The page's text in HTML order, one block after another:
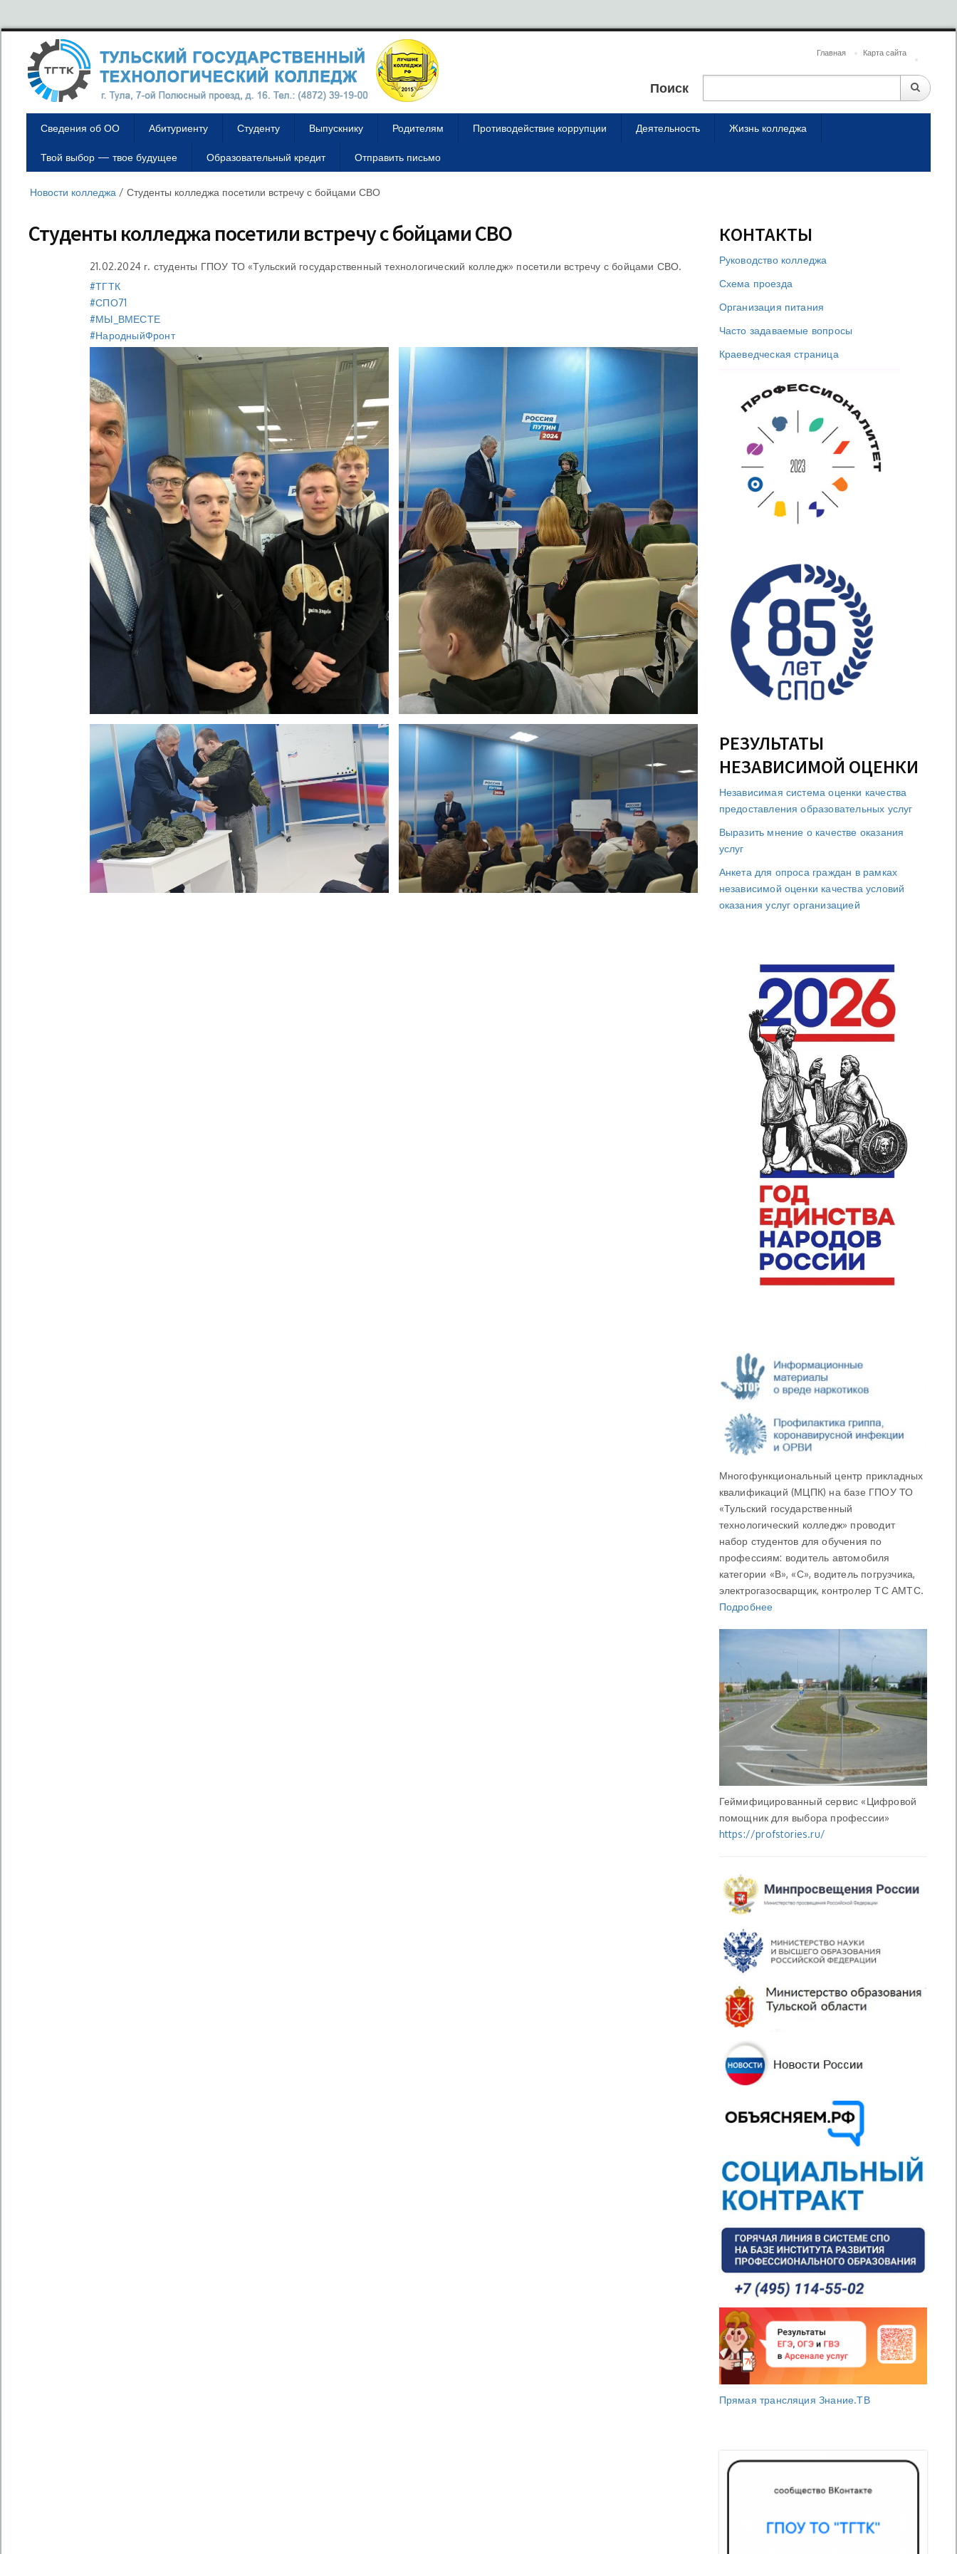
Главная Карта сайта
Поиск
Сведения об ОО Абитуриенту Студенту Выпускнику Родителям Противодействие коррупции Деятельность Жизнь колледжа
Твой выбор — твое будущее Образовательный кредит Отправить письмо
Новости колледжа / Студенты колледжа посетили встречу с бойцами СВО
Студенты колледжа посетили встречу с бойцами СВО
21.02.2024 г. студенты ГПОУ ТО «Тульский государственный технологический колледж» посетили встречу с бойцами СВО.
#ТГТК
#СПО71
#МЫ_ВМЕСТЕ
#НародныйФронт
КОНТАКТЫ
Руководство колледжа
Схема проезда
Организация питания
Часто задаваемые вопросы
Краеведческая страница
РЕЗУЛЬТАТЫ
НЕЗАВИСИМОЙ ОЦЕНКИ
Независимая система оценки качества
предоставления образовательных услуг
Выразить мнение о качестве оказания
услуг
Анкета для опроса граждан в рамках
независимой оценки качества условий
оказания услуг организацией
Многофункциональный центр прикладных
квалификаций (МЦПК) на базе ГПОУ ТО
«Тульский государственный
технологический колледж» проводит
набор студентов для обучения по
профессиям: водитель автомобиля
категории «В», «С», водитель погрузчика,
электрогазосварщик, контролер ТС АМТС.
Подробнее
Геймифицированный сервис «Цифровой
помощник для выбора профессии»
https://profstories.ru/
Прямая трансляция Знание.ТВ